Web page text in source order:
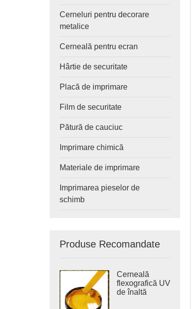
Cerneluri pentru decorare
metalice
Cerneală pentru ecran
Hârtie de securitate
Placă de imprimare
Film de securitate
Pătură de cauciuc
Imprimare chimică
Materiale de imprimare
Imprimarea pieselor de
schimb
Produse Recomandate
Cerneală
flexografică UV
de înaltă